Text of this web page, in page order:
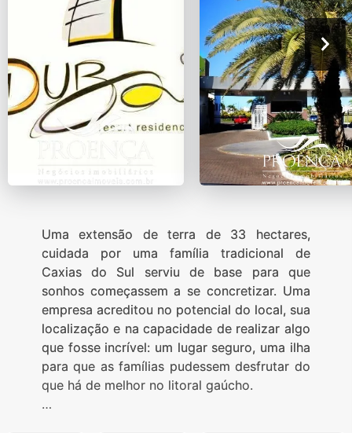
Uma extensão de terra de 33 hectares,
cuidada por uma família tradicional de
Caxias do Sul serviu de base para que
sonhos começassem a se concretizar. Uma
empresa acreditou no potencial do local, sua
localização e na capacidade de realizar algo
que fosse incrível: um lugar seguro, uma ilha
para que as famílias pudessem desfrutar do
que há de melhor no litoral gaúcho.